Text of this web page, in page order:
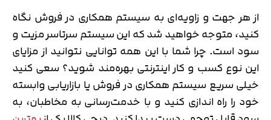
از هر جهت و زاویه‌ای به سیستم همکاری در فروش نگاه
کنید، متوجه خواهید شد که این سیستم سرتاسر مزیت و
سود است. چرا شما با این همه توانایی نتوانید از مزایای
این نوع کسب و کار اینترنتی بهره‌مند شوید؟ سعی کنید
خیلی سریع سیستم همکاری در فروش یا بازاریابی وابسته
خود را راه اندازی کنید و با خدمت‌رسانی به مخاطبان، به